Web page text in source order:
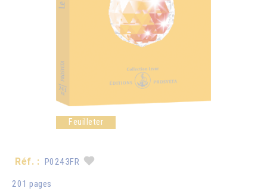
Feuilleter
Réf. : P0243FR
201 pages